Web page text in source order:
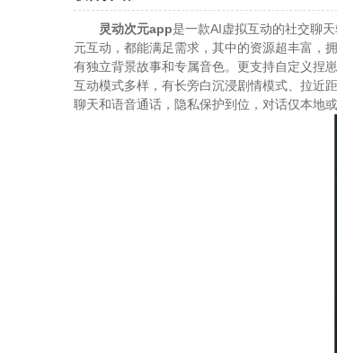
灵动次元app是一款AI虚拟互动的社交聊
元互动，都能满足需求，其中的资源超丰富，
有独立背景故事和专属音色。更支持自定义捏
互动模式多样，有长旁白沉浸剧情模式、拉近
聊天和语音通话，隐私保护到位，对话仅本地